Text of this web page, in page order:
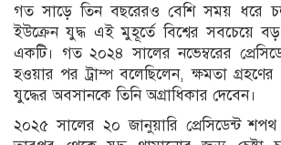
গত সাড়ে তিন বছরেরও বেশি সময় ধরে
ইউক্রেন যুদ্ধ এই মুহূর্তে বিশ্বের সবচেয়ে
একটি। গত ২০২৪ সালের নভেম্বরের
হওয়ার পর ট্রাম্প বলেছিলেন, ক্ষমতা
যুদ্ধের অবসানকে তিনি অগ্রাধিকার দেবেন।
২০২৫ সালের ২০ জানুয়ারি প্রেসিডেন্ট শপথ